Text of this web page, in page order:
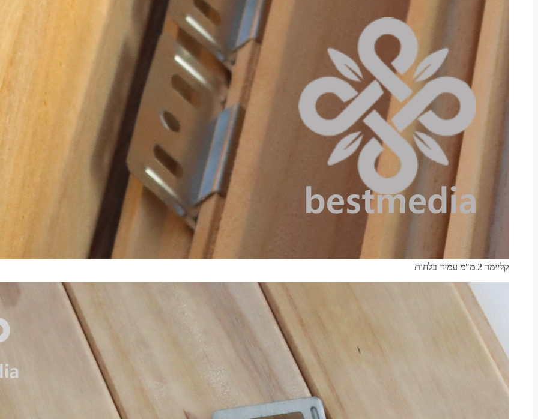
קליימר 2 מ"מ עמיד בלחות